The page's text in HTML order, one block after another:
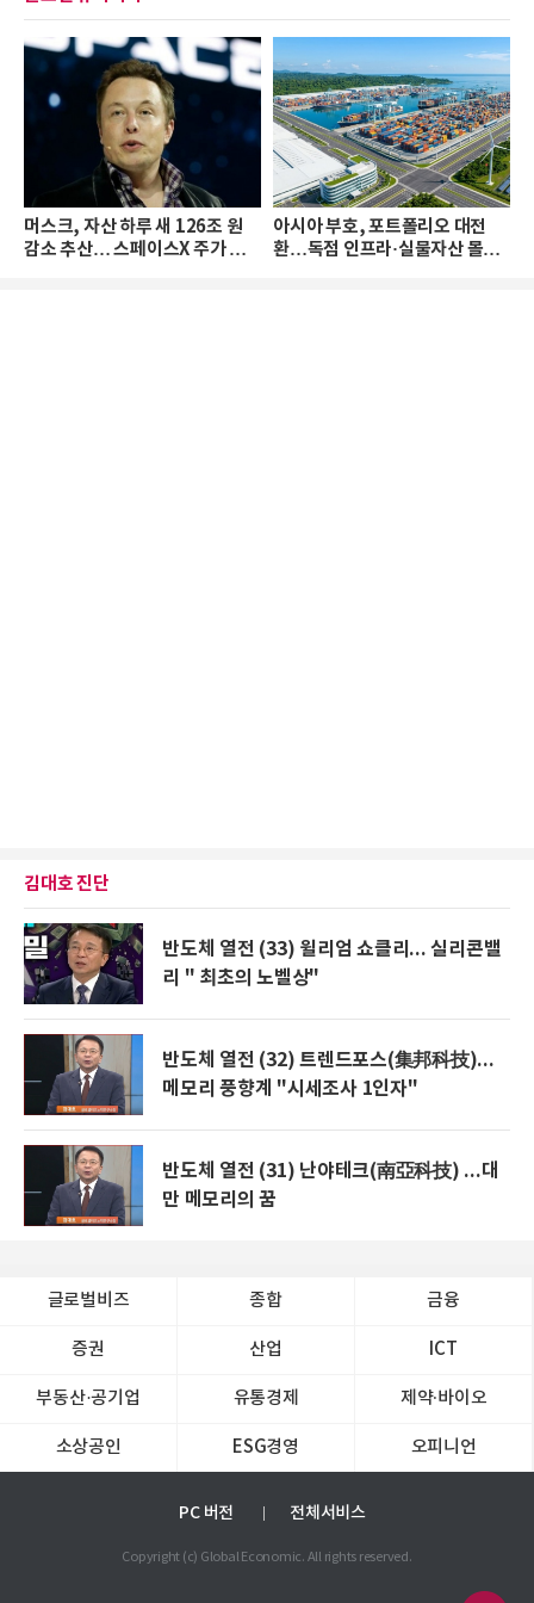
머스크, 자산 하루 새 126조 원
감소 추산… 스페이스X 주가 하
아시아 부호, 포트폴리오 대전
환…독점 인프라·실물자산 몰린
김대호 진단
반도체 열전 (33) 윌리엄 쇼클리... 실리콘밸
리 " 최초의 노벨상"
반도체 열전 (32) 트렌드포스(集邦科技)...
메모리 풍향계 "시세조사 1인자"
반도체 열전 (31) 난야테크(南亞科技) ...대
만 메모리의 꿈
글로벌비즈 종합 금융
증권 산업 ICT
부동산·공기업 유통경제 제약∙바이오
소상공인 ESG경영 오피니언
PC 버전 전체서비스
Copyright (c) Global Economic. All rights reserved.